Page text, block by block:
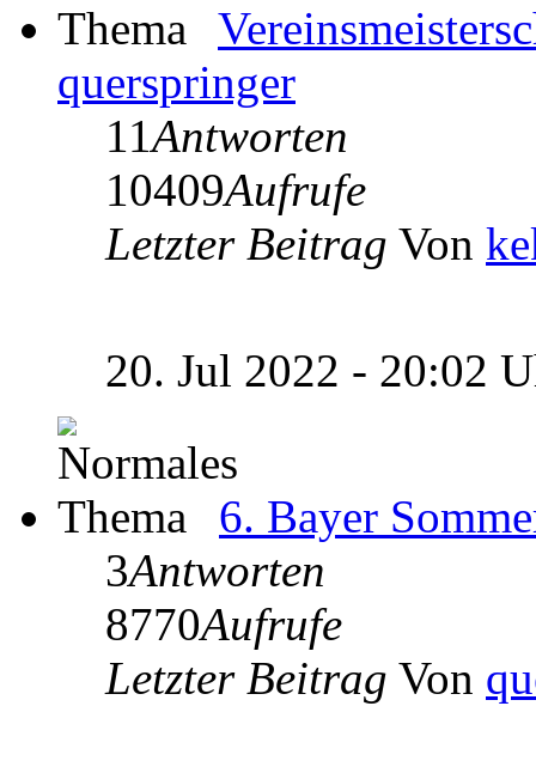
querspringer
11Antworten
10409Aufrufe
Letzter Beitrag Von
20. Jul 2022 - 20:02
6. Bayer
3Antworten
8770Aufrufe
Letzter Beitrag Von